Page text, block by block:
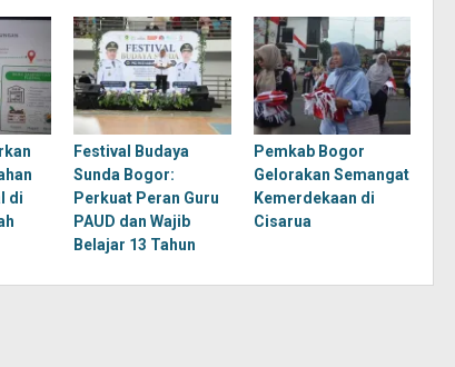
di
Festival Budaya
Sunda Bogor:
Perkuat Peran Guru
PAUD dan Wajib
Belajar 13 Tahun
Pemkab Bogor
Gelorakan Semangat
Kemerdekaan di
Cisarua